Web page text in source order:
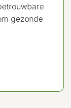
gezonde